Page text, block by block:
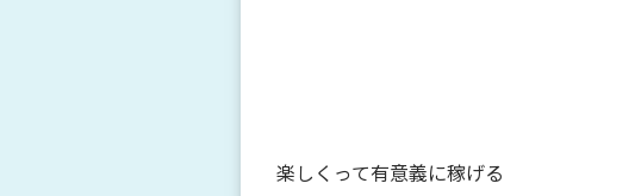
楽しくって有意義に稼げる